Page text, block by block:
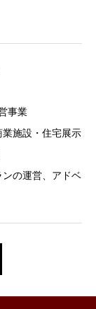
事業
業施設・住宅展示
ンの運営、アドベ